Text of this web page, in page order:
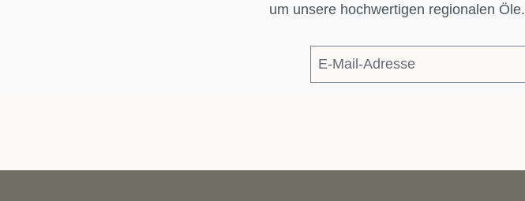
um unsere hochwertigen regionalen